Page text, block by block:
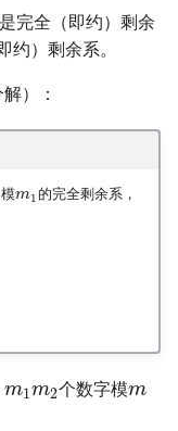
是完全（即约）剩余
约）剩余系。
）：
m1 的完全剩余系，
m1m2个数字模m